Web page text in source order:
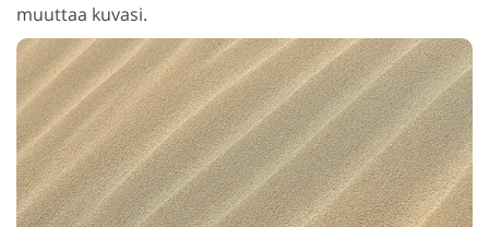
muuttaa kuvasi.